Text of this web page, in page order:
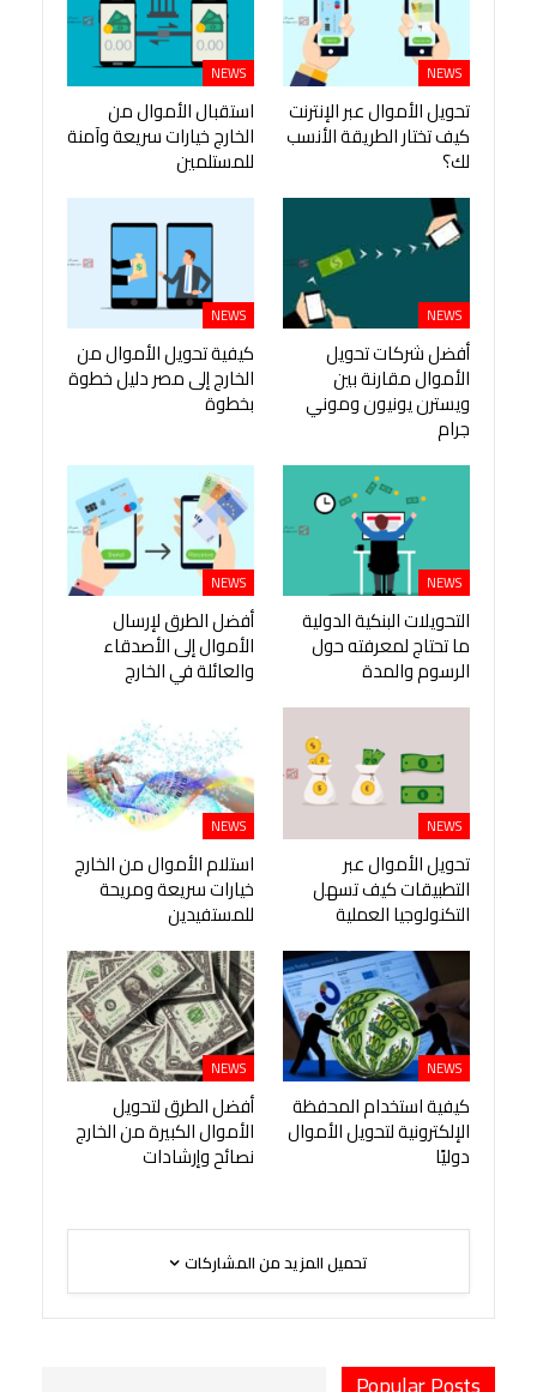
NEWS
تحويل الأموال عبر الإنترنت
كيف تختار الطريقة الأنسب
لك؟
NEWS
استقبال الأموال من
الخارج خيارات سريعة وآمنة
للمستلمين
NEWS
أفضل شركات تحويل
الأموال مقارنة بين
ويسترن يونيون وموني
جرام
NEWS
كيفية تحويل الأموال من
الخارج إلى مصر دليل خطوة
بخطوة
NEWS
التحويلات البنكية الدولية
ما تحتاج لمعرفته حول
الرسوم والمدة
NEWS
أفضل الطرق لإرسال
الأموال إلى الأصدقاء
والعائلة في الخارج
NEWS
تحويل الأموال عبر
التطبيقات كيف تسهل
التكنولوجيا العملية
NEWS
استلام الأموال من الخارج
خيارات سريعة ومريحة
للمستفيدين
NEWS
كيفية استخدام المحفظة
الإلكترونية لتحويل الأموال
دوليًا
NEWS
أفضل الطرق لتحويل
الأموال الكبيرة من الخارج
نصائح وإرشادات
تحميل المزيد من المشاركات